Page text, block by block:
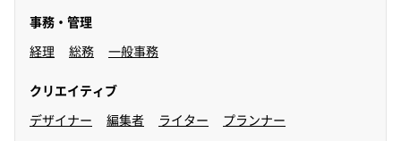
事務・管理
経理 総務 一般事務
クリエイティブ
デザイナー 編集者 ライター プランナー